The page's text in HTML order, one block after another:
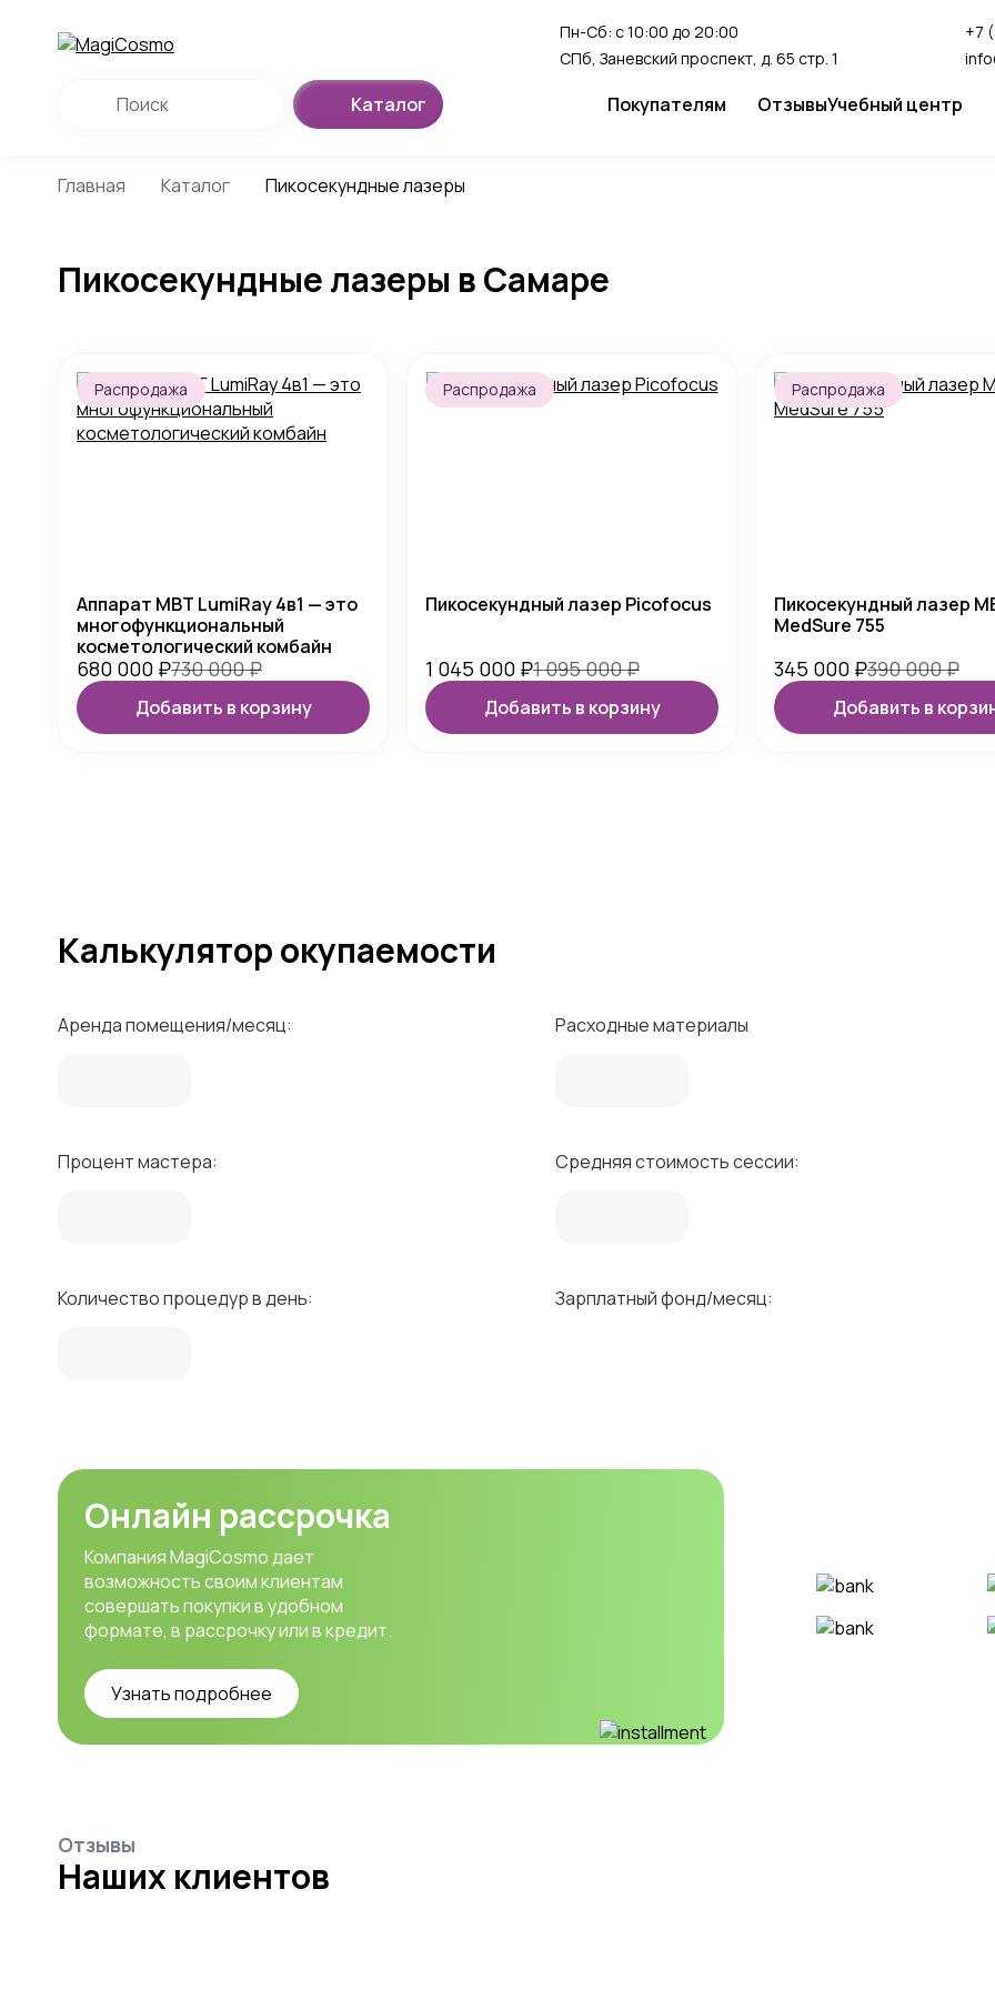
Пн-Сб: с 10:00 до 20:00
СПб, Заневский проспект, д. 65 стр. 1
+7
Каталог Покупателям ОтзывыУчебный центр
Главная Каталог Пикосекундные лазеры
Пикосекундные лазеры в Самаре
Распродажа
Аппарат MBT LumiRay 4в1 — это
многофункциональный
косметологический комбайн
680 000 ₽730 000₽
Добавить в корзину
Распродажа
Пикосекундный лазер Picofocus
1 045 000 ₽1 095 000₽
Добавить в корзину
Распродажа
Пикосекундный лазер
MedSure 755
345 000 ₽390 000₽
Добавить в
Калькулятор окупаемости
Аренда помещения/месяц: Расходные материалы
Процент мастера: Средняя стоимость сессии:
Количество процедур в день: Зарплатный фонд/месяц:
Онлайн рассрочка
Компания MagiCosmo дает
возможность своим клиентам
совершать покупки в удобном
формате, в рассрочку или в кредит.
Узнать подробнее
Отзывы
Наших клиентов